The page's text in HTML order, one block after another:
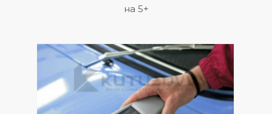
на 5+